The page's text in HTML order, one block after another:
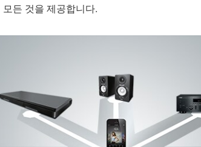
든 것을 제공합니다.